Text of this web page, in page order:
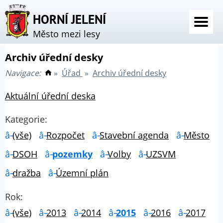
HORNÍ JELENÍ
Město mezi lesy
Archiv úřední desky
Navigace: » Úřad » Archiv úřední desky
Aktuální úřední deska
Kategorie:
(vše)
Rozpočet Stavební agenda
Město
DSOH
pozemky Volby
UZSVM
dražba
Územní plán
Rok:
(vše)
2013 2014 2015 2016
2017